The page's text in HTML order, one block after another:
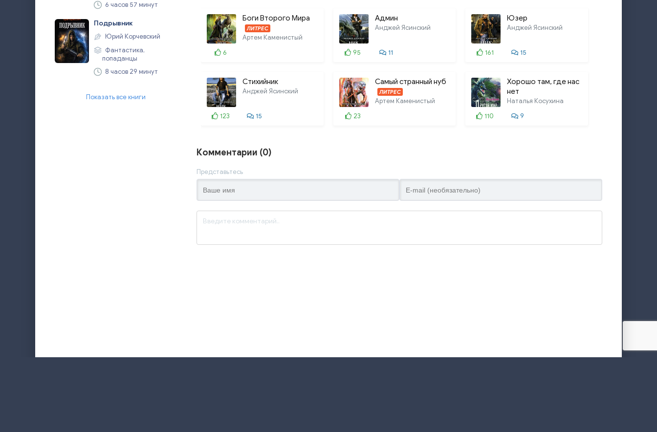
6 часов 57 минут
Подрывник
Юрий Корчевский
Фантастика,
попаданцы
8 часов 29 минут
Показать все книги
Боги Второго Мира
ЛИТРЕС
Артем Каменистый
6
Админ
Анджей Ясинский
95 11
Юзер
Анджей Ясинский
161 15
Стихийник
Анджей Ясинский
123 15
Самый странный нуб
ЛИТРЕС
Артем Каменистый
23
Хорошо там, где нас
нет
Наталья Косухина
110
9
Комментарии (0)
Представьтесь